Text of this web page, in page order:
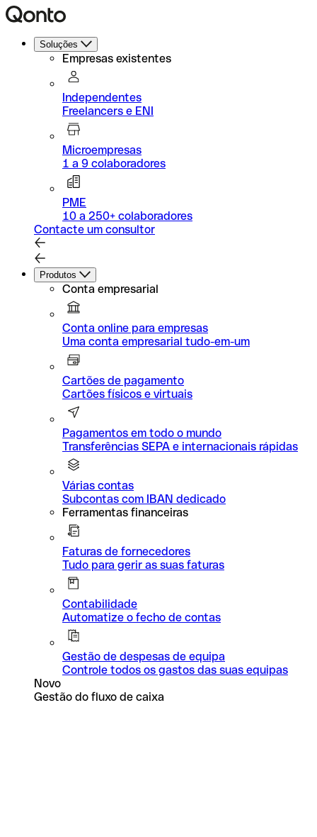
Soluções
Empresas existentes
Independentes
Freelancers e ENI
Microempresas
1 a 9 colaboradores
PME
10 a 250+ colaboradores
Contacte um consultor
Produtos
Conta empresarial
Conta online para empresas
Uma conta empresarial tudo-em-um
Cartões de pagamento
Cartões físicos e virtuais
Pagamentos em todo o mundo
Transferências SEPA e internacionais rápidas
Várias contas
Subcontas com IBAN dedicado
Ferramentas financeiras
Faturas de fornecedores
Tudo para gerir as suas faturas
Contabilidade
Automatize o fecho de contas
Gestão de despesas de equipa
Controle todos os gastos das suas equipas
Novo
Gestão do fluxo de caixa